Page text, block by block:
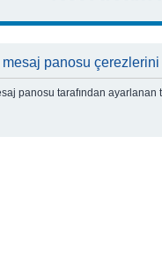
panosu çerezlerini
panosu tarafından